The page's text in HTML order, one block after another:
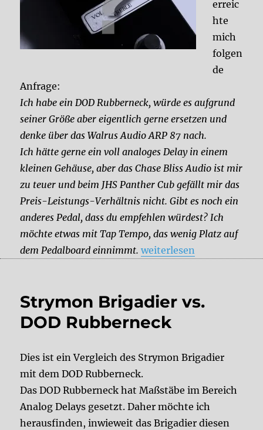
erreic
hte
mich
folgen
de
Anfrage:
Ich habe ein DOD Rubberneck, würde es aufgrund
seiner Größe aber eigentlich gerne ersetzen und
denke über das Walrus Audio ARP 87 nach.
Ich hätte gerne ein voll analoges Delay in einem
kleinen Gehäuse, aber das Chase Bliss Audio ist mir
zu teuer und beim JHS Panther Cub gefällt mir das
Preis-Leistungs-Verhältnis nicht. Gibt es noch ein
anderes Pedal, dass du empfehlen würdest? Ich
möchte etwas mit Tap Tempo, das wenig Platz auf
dem Pedalboard einnimmt. „Welches Pedal brauche
weiterlesen
Strymon Brigadier vs.
DOD Rubberneck
Dies ist ein Vergleich des Strymon Brigadier
mit dem DOD Rubberneck.
Das DOD Rubberneck hat Maßstäbe im Bereich
Analog Delays gesetzt. Daher möchte ich
herausfinden, inwieweit das Brigadier diesen